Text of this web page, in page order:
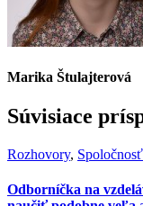
Marika Štulajterová
Súvisiace
Rozhovory, Spoločnosť
Odborníčka na